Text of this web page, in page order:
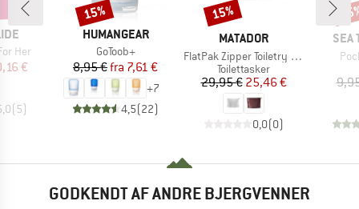
Her
pris
€
(5)
MÆRKE
HUMANGEAR
Artikel
GoToob+
Pris
8,95 € Nedsat pris
fra 7,61 €
+7
4,5(22)
Rabat
15%
MÆRKE
MATADOR
Artikel
FlatPak Zipper Toiletry Case
Produktgruppe
Toilettasker
Pris
29,95 €Nedsat pris
25,46 €
0,0(0)
Rabat
15%
SEA
GODKENDT AF ANDRE BJERGVENNER